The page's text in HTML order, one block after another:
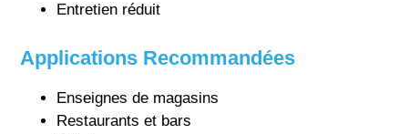
Entretien réduit
Applications Recommandées
Enseignes de magasins
Restaurants et bars